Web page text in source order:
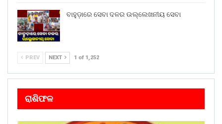
ବାହୁଡ଼ାରେ ସେବା ଦଳର ଉଲ୍ଲେଖନୀୟ ସେବା
PREV NEXT 1 of 1,252
ରାଶିଫଳ